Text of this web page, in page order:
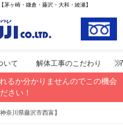
ヶ崎・鎌倉・藤沢・大和・綾瀬】
いて 解体工事のこだわり
るか分かりませんのでこの機会
さい！
奈川県藤沢市西富】